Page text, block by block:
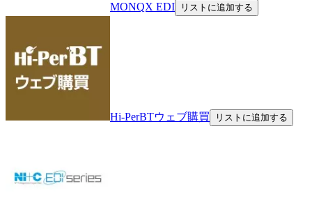
MONQX EDI リストに追加する
Hi-PerBTウェブ購買 リストに追加する